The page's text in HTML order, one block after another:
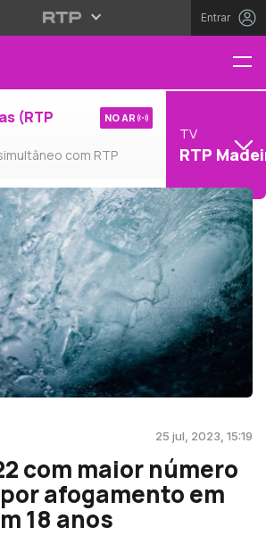
Entrar
(RTP
com RTP
NO AR
TV
RTP
25 jul, 2023, 15:19
com maior número
afogamento em
18 anos